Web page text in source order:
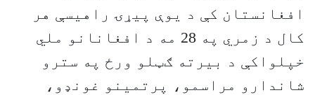
افغانستان کې د یوې پیړۍ راهیسې هر
کال د زمري په 28 مه د افغانانو ملي
خپلواکې د بیرته ګټلو ورځ په سترو
شاندارو مراسمو، پرتمینو غونډو،